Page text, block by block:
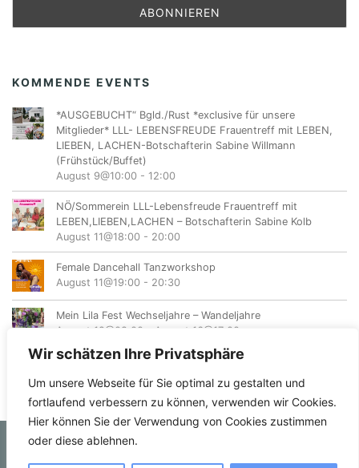
Wir schätzen Ihre Privatsphäre
Um unsere Webseite für Sie optimal zu gestalten und
fortlaufend verbessern zu können, verwenden wir Cookies.
Hier können Sie der Verwendung von Cookies zustimmen
oder diese ablehnen.
KOMMENDE EVENTS
*AUSGEBUCHT“ Bgld./Rust *exclusive für unsere
Mitglieder* LLL- LEBENSFREUDE Frauentreff mit LEBEN,
LIEBEN, LACHEN-Botschafterin Sabine Willmann
(Frühstück/Buffet)
August 9@10:00 - 12:00
NÖ/Sommerein LLL-Lebensfreude Frauentreff mit
LEBEN,LIEBEN,LACHEN – Botschafterin Sabine Kolb
August 11@18:00 - 20:00
Female Dancehall Tanzworkshop
August 11@19:00 - 20:30
Mein Lila Fest Wechseljahre – Wandeljahre
August 12@08:00
August 16@17:00